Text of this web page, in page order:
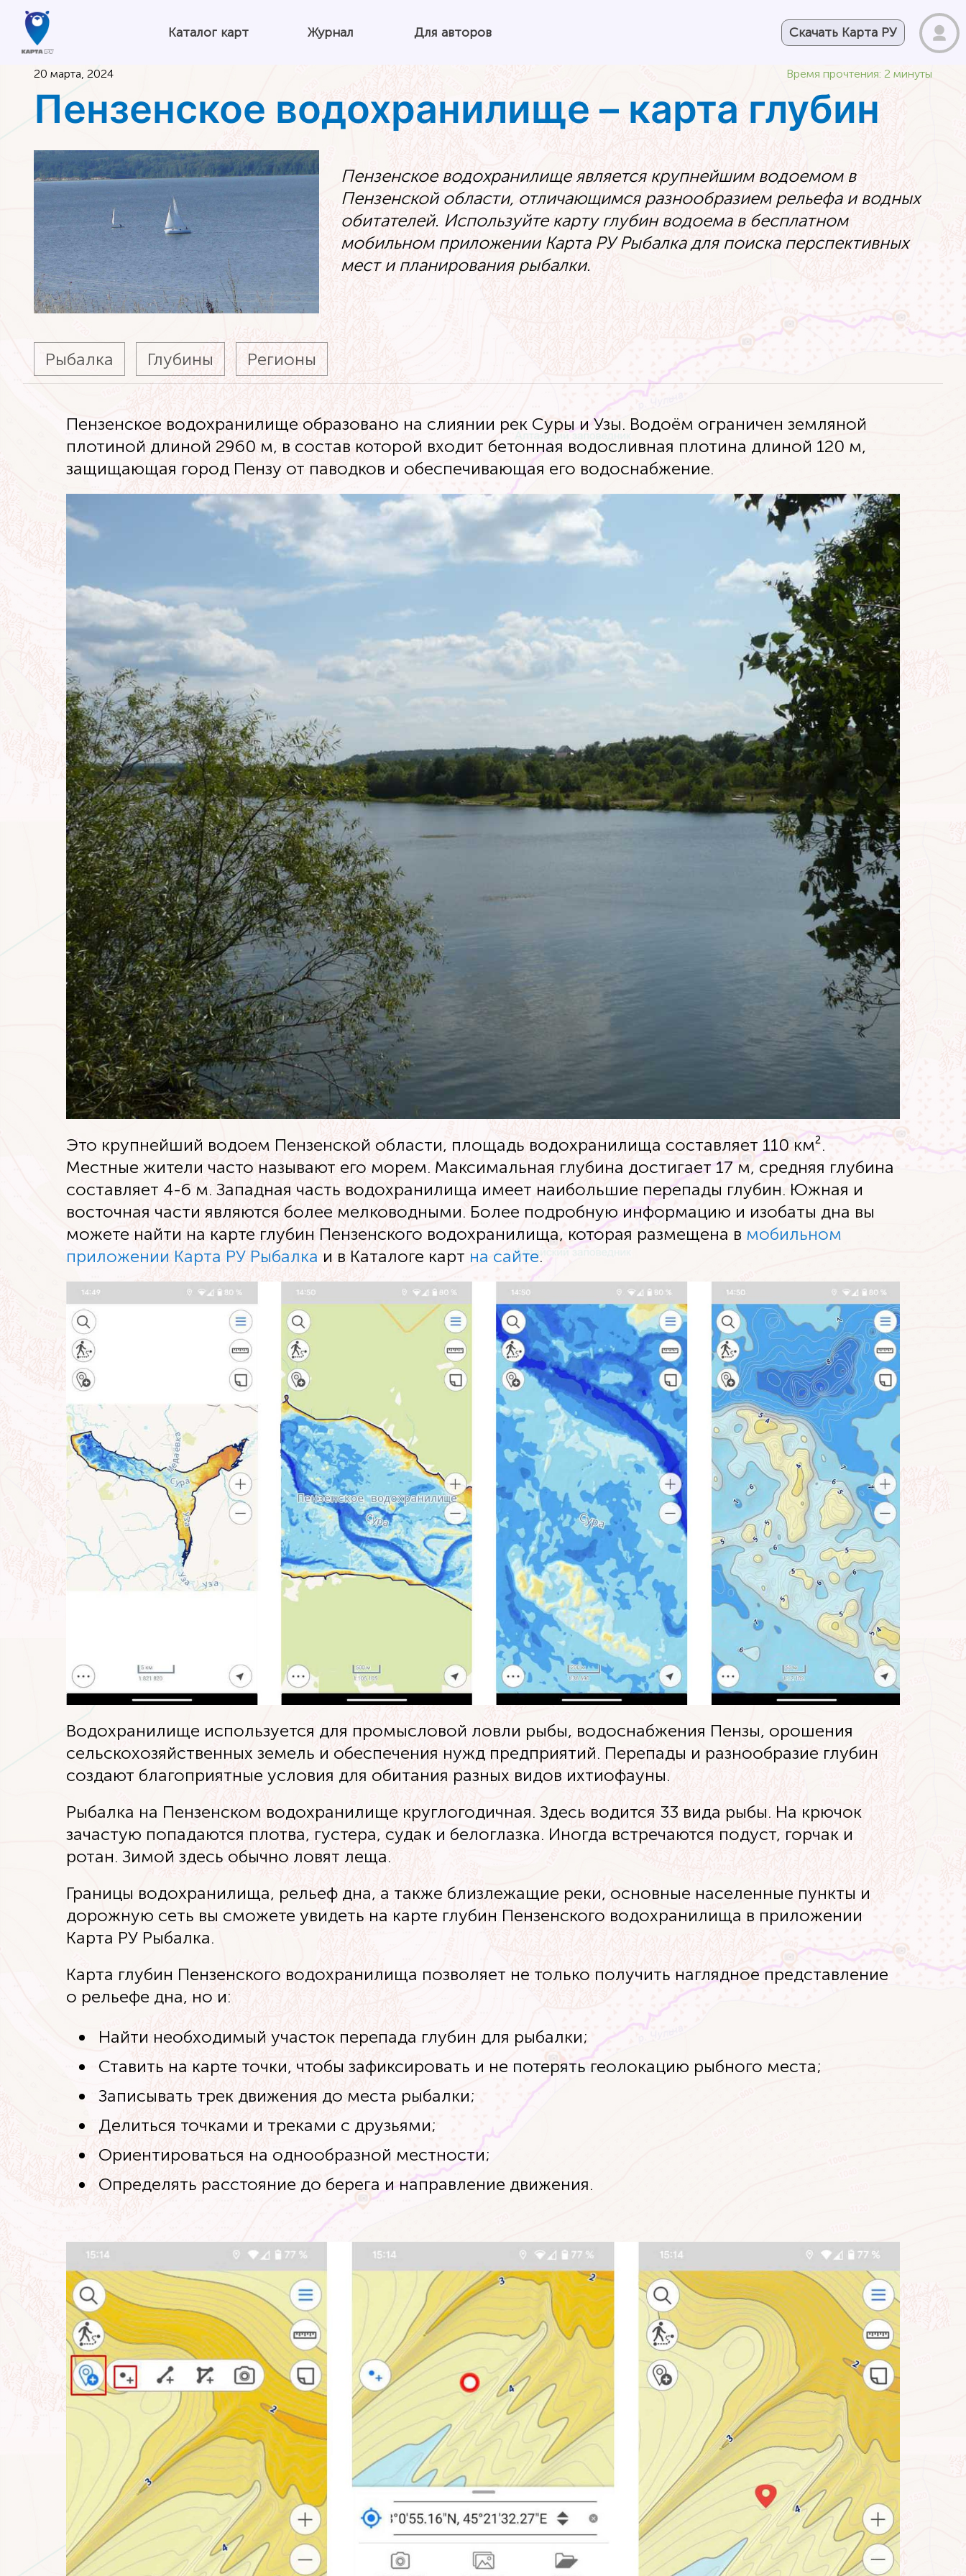
Каталог карт Журнал Для авторов Скачать Карта РУ
20 марта, 2024 Время прочтения: 2 минуты
Пензенское водохранилище – карта глубин
Пензенское водохранилище является крупнейшим водоемом в
Пензенской области, отличающимся разнообразием рельефа и водных
обитателей. Используйте карту глубин водоема в бесплатном
мобильном приложении Карта РУ Рыбалка для поиска перспективных
мест и планирования рыбалки.
Рыбалка Глубины Регионы
Пензенское водохранилище образовано на слиянии рек Суры и Узы. Водоём ограничен земляной
плотиной длиной 2960 м, в состав которой входит бетонная водосливная плотина длиной 120 м,
защищающая город Пензу от паводков и обеспечивающая его водоснабжение.
Это крупнейший водоем Пензенской области, площадь водохранилища составляет 110 км².
Местные жители часто называют его морем. Максимальная глубина достигает 17 м, средняя глубина
составляет 4-6 м. Западная часть водохранилища имеет наибольшие перепады глубин. Южная и
восточная части являются более мелководными. Более подробную информацию и изобаты дна вы
можете найти на карте глубин Пензенского водохранилища, которая размещена в мобильном
приложении Карта РУ Рыбалка и в Каталоге карт на сайте.
Водохранилище используется для промысловой ловли рыбы, водоснабжения Пензы, орошения
сельскохозяйственных земель и обеспечения нужд предприятий. Перепады и разнообразие глубин
создают благоприятные условия для обитания разных видов ихтиофауны.
Рыбалка на Пензенском водохранилище круглогодичная. Здесь водится 33 вида рыбы. На крючок
зачастую попадаются плотва, густера, судак и белоглазка. Иногда встречаются подуст, горчак и
ротан. Зимой здесь обычно ловят леща.
Границы водохранилища, рельеф дна, а также близлежащие реки, основные населенные пункты и
дорожную сеть вы сможете увидеть на карте глубин Пензенского водохранилища в приложении
Карта РУ Рыбалка.
Карта глубин Пензенского водохранилища позволяет не только получить наглядное представление
о рельефе дна, но и:
Найти необходимый участок перепада глубин для рыбалки;
Ставить на карте точки, чтобы зафиксировать и не потерять геолокацию рыбного места;
Записывать трек движения до места рыбалки;
Делиться точками и треками с друзьями;
Ориентироваться на однообразной местности;
Определять расстояние до берега и направление движения.